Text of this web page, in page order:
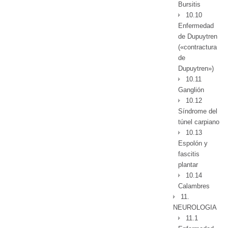
Bursitis
10.10
Enfermedad
de Dupuytren
(«contractura
de
Dupuytren»)
10.11
Ganglión
10.12
Síndrome del
túnel carpiano
10.13
Espolón y
fascitis
plantar
10.14
Calambres
11.
NEUROLOGIA
11.1